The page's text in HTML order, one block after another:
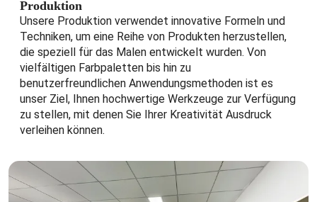
Produktion
Unsere Produktion verwendet innovative Formeln und
Techniken, um eine Reihe von Produkten herzustellen,
die speziell für das Malen entwickelt wurden. Von
vielfältigen Farbpaletten bis hin zu
benutzerfreundlichen Anwendungsmethoden ist es
unser Ziel, Ihnen hochwertige Werkzeuge zur Verfügung
zu stellen, mit denen Sie Ihrer Kreativität Ausdruck
verleihen können.